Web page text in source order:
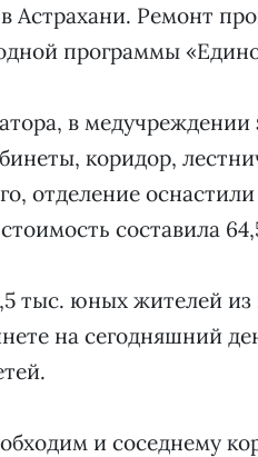
Ремонт
программы
в медучреждении
коридор,
отделение
составила
тыс. юных жителей из
на сегодняшний
и соседнему